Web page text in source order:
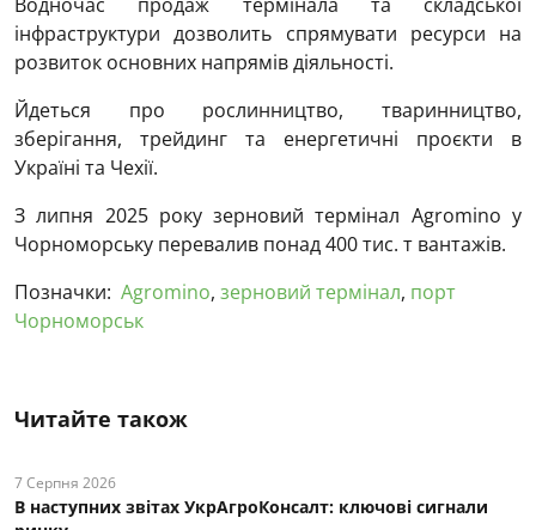
інфраструктури дозволить спрямувати ресурси на
розвиток основних напрямів діяльності.
Йдеться про рослинництво, тваринництво,
зберігання, трейдинг та енергетичні проєкти в
Україні та Чехії.
З липня 2025 року зерновий термінал Agromino у
Чорноморську перевалив понад 400 тис. т вантажів.
Позначки: Agromino, зерновий термінал, порт
Чорноморськ
Читайте також
7 Серпня 2026
В наступних звітах УкрАгроКонсалт: ключові cигнали